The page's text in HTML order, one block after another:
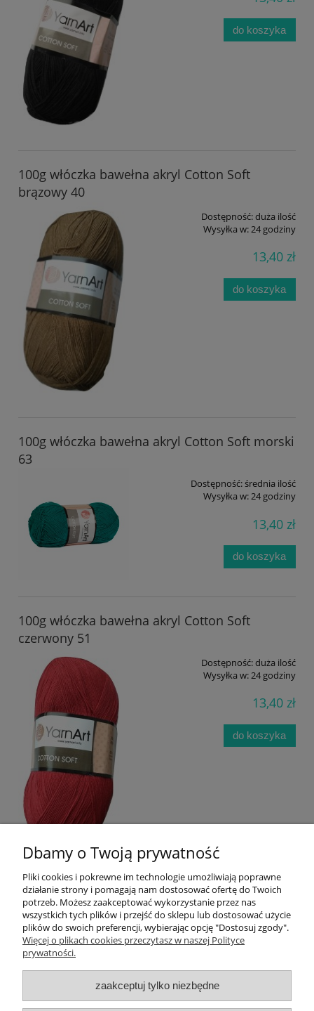
do koszyka
100g włóczka bawełna akryl Cotton Soft
brązowy 40
Dostępność:duża ilość
Wysyłka w: 24 godziny
13,40 zł
do koszyka
100g włóczka bawełna akryl Cotton Soft morski
63
Dostępność:średnia ilość
Wysyłka w:24 godziny
13,40 zł
do koszyka
100g włóczka bawełna akryl Cotton Soft
czerwony 51
Dostępność:duża ilość
Wysyłka w:24 godziny
13,40 zł
do koszyka
« 1 2 »
Informacje
Newsletter
Twoje konto
Dbamy o Twoją prywatność
Pliki cookies i pokrewne im technologie umożliwiają poprawne
działanie strony i pomagają nam dostosować ofertę do Twoich
potrzeb. Możesz zaakceptować wykorzystanie przez nas
wszystkich tych plików i przejść do sklepu lub dostosować użycie
plików do swoich preferencji, wybierając opcję "Dostosuj zgody".
Więcej o plikach cookies przeczytasz w naszej Polityce
prywatności.
zaakceptuj tylko niezbędne